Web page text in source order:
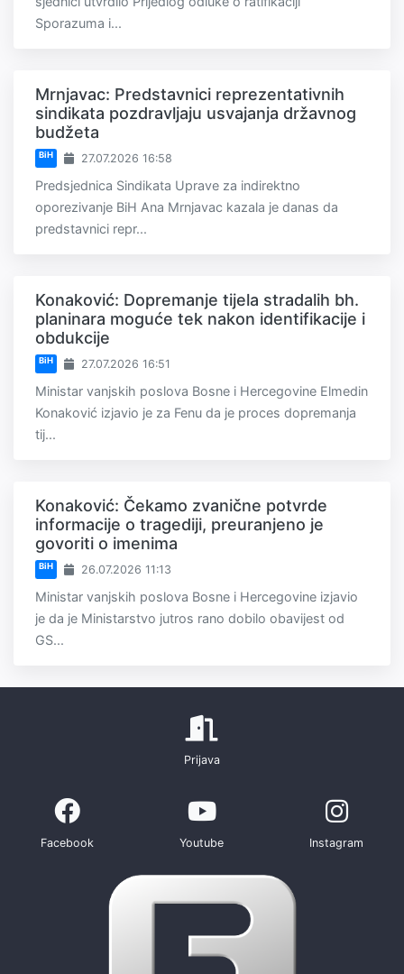
Sporazuma i...
Mrnjavac: Predstavnici reprezentativnih
sindikata pozdravljaju usvajanja državnog
budžeta
BiH 27.07.2026 16:58
Predsjednica Sindikata Uprave za indirektno
oporezivanje BiH Ana Mrnjavac kazala je danas da
predstavnici repr...
Konaković: Dopremanje tijela stradalih bh.
planinara moguće tek nakon identifikacije i
obdukcije
BiH 27.07.2026 16:51
Ministar vanjskih poslova Bosne i Hercegovine Elmedin
Konaković izjavio je za Fenu da je proces dopremanja
tij...
Konaković: Čekamo zvanične potvrde
informacije o tragediji, preuranjeno je
govoriti o imenima
BiH 26.07.2026 11:13
Ministar vanjskih poslova Bosne i Hercegovine izjavio
je da je Ministarstvo jutros rano dobilo obavijest od
GS...
Prijava
Facebook Youtube Instagram